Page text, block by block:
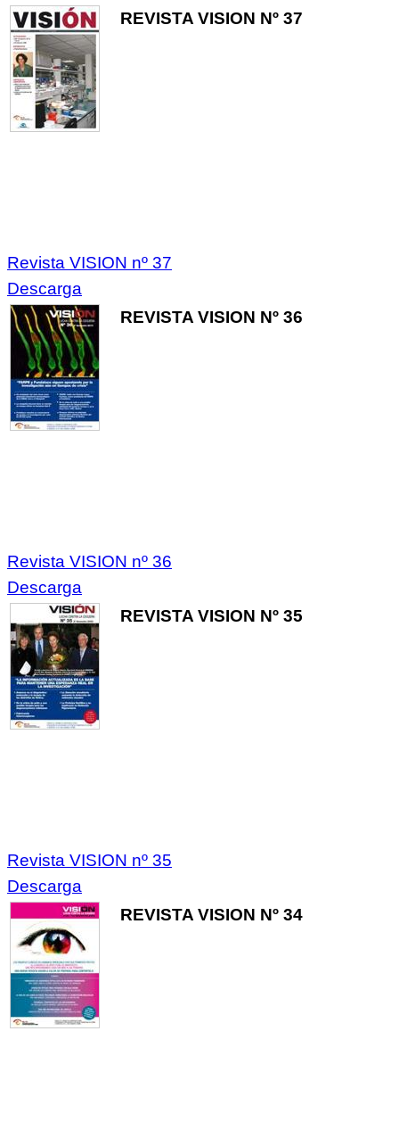
REVISTA VISION Nº 37
Revista VISION nº 37
Descarga
REVISTA VISION Nº 36
Revista VISION nº 36
Descarga
REVISTA VISION Nº 35
Revista VISION nº 35
Descarga
REVISTA VISION Nº 34